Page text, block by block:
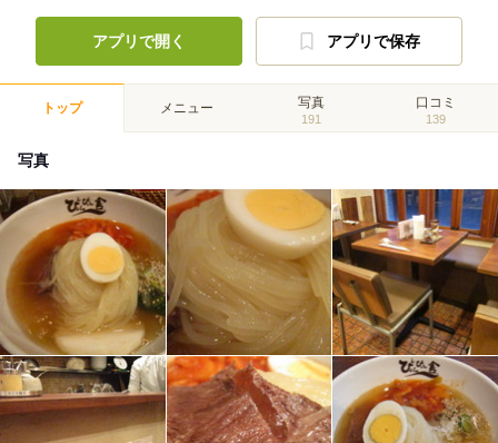
アプリで開く アプリで保存
トップ メニュー 写真
191
口コミ
139
写真